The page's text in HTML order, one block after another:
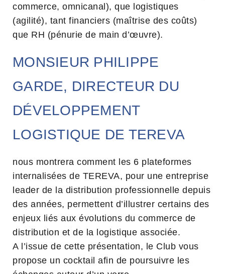
commerce, omnicanal), que logistiques
(agilité), tant financiers (maîtrise des coûts)
que RH (pénurie de main d’œuvre).
MONSIEUR PHILIPPE
GARDE, DIRECTEUR DU
DÉVELOPPEMENT
LOGISTIQUE DE TEREVA
nous montrera comment les 6 plateformes
internalisées de TEREVA, pour une entreprise
leader de la distribution professionnelle depuis
des années, permettent d’illustrer certains des
enjeux liés aux évolutions du commerce de
distribution et de la logistique associée.
A l’issue de cette présentation, le Club vous
propose un cocktail afin de poursuivre les